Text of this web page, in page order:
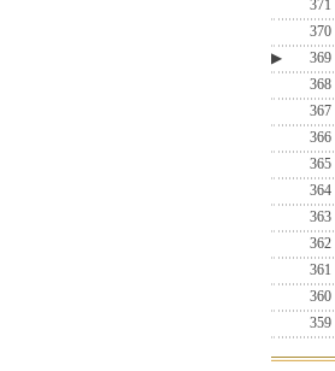
371
370
▶
369
368
367
366
365
364
363
362
361
360
359